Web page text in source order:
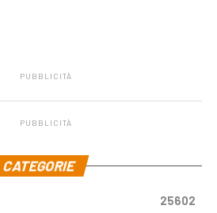
PUBBLICITÀ
PUBBLICITÀ
CATEGORIE
25602